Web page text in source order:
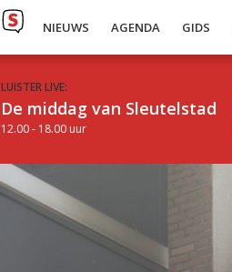
NIEUWS AGENDA GIDS
LUISTER LIVE:
De middag van Sleutelstad
12.00 - 18.00 uur